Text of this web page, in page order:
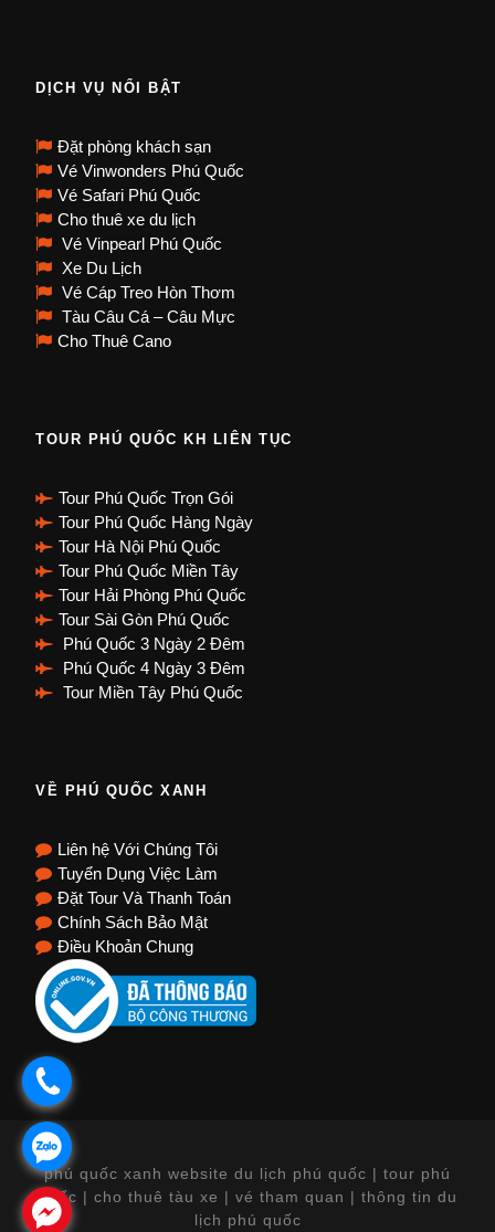
DỊCH VỤ NỔI BẬT
Đặt phòng khách sạn
Vé Vinwonders Phú Quốc
Vé Safari Phú Quốc
Cho thuê xe du lịch
Vé Vinpearl Phú Quốc
Xe Du Lịch
Vé Cáp Treo Hòn Thơm
Tàu Câu Cá – Câu Mực
Cho Thuê Cano
TOUR PHÚ QUỐC KH LIÊN TỤC
Tour Phú Quốc Trọn Gói
Tour Phú Quốc Hàng Ngày
Tour Hà Nội Phú Quốc
Tour Phú Quốc Miền Tây
Tour Hải Phòng Phú Quốc
Tour Sài Gòn Phú Quốc
Phú Quốc 3 Ngày 2 Đêm
Phú Quốc 4 Ngày 3 Đêm
Tour Miền Tây Phú Quốc
VỀ PHÚ QUỐC XANH
Liên hệ Với Chúng Tôi
Tuyển Dụng Việc Làm
Đặt Tour Và Thanh Toán
Chính Sách Bảo Mật
Điều Khoản Chung
phú quốc xanh website du lịch phú quốc | tour phú
quốc | cho thuê tàu xe | vé tham quan | thông tin du
lịch phú quốc
.
.
.